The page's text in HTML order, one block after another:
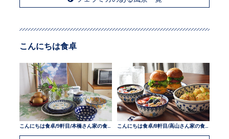
こんにちは食卓
こんにちは食卓/9軒目/本橋さん家の食卓